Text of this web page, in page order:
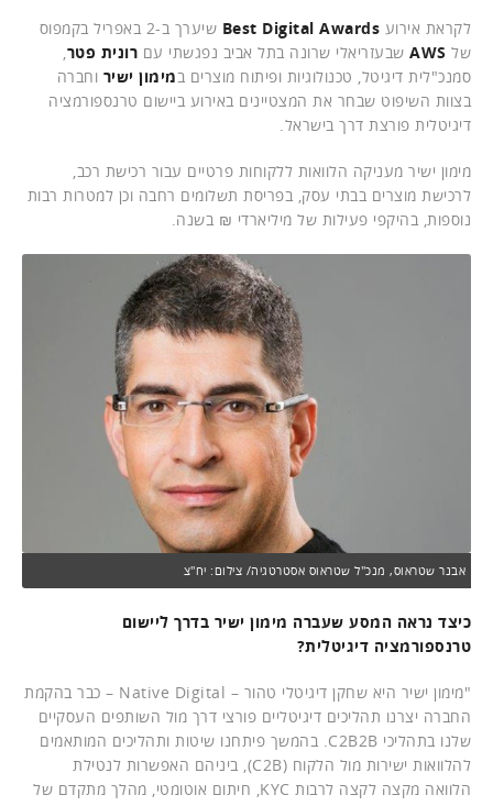
לקראת אירוע Best Digital Awards
שיערך ב-2 באפריל בקמפוס
של AWS שבעזריאלי שרונה בתל אביב נפגשתי עם רונית פטר
סמנכ"לית דיגיטל, טכנולוגיות ופיתוח מוצרים במימון ישיר וחברה
בצוות השיפוט שבחר את המצטיינים באירוע ביישום טרנספורמציה
דיגיטלית פורצת דרך בישראל.
מימון ישיר מעניקה הלוואות ללקוחות פרטיים עבור רכישת רכב,
לרכישת מוצרים בבתי עסק, בפריסת תשלומים רחבה וכן למטרות רבות
נוספות, בהיקפי פעילות של מיליארדי ₪ בשנה.
אבנר שטראוס, מנכ"ל שטראוס אסטרטגיה/ צילום: יח"צ
כיצד נראה המסע שעברה מימון ישיר בדרך ליישום
טרנספורמציה דיגיטלית?
"מימון ישיר היא שחקן דיגיטלי טהור – Native Digital – כבר בהקמת
החברה יצרנו תהליכים דיגיטליים פורצי דרך מול השותפים העסקיים
שלנו בתהליכי C2B2B. בהמשך פיתחנו שיטות ותהליכים המותאמים
להלוואות ישירות מול הלקוח (C2B), ביניהם האפשרות לנטילת
הלוואה מקצה לקצה לרבות KYC, חיתום אוטומטי, מהלך מתקדם של